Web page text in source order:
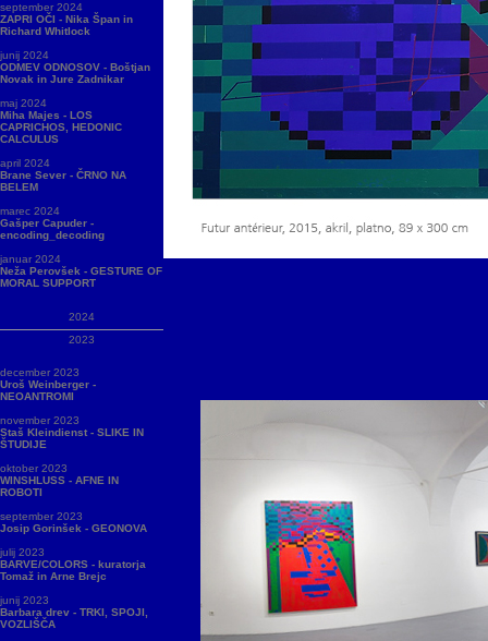
september 2024
ZAPRI OČI - Nika Špan in
Richard Whitlock
junij 2024
ODMEV ODNOSOV - Boštjan
Novak in Jure Zadnikar
maj 2024
Miha Majes - LOS
CAPRICHOS, HEDONIC
CALCULUS
april 2024
Brane Sever - ČRNO NA
BELEM
marec 2024
Gašper Capuder -
encoding_decoding
januar 2024
Neža Perovšek - GESTURE OF
MORAL SUPPORT
2024
2023
december 2023
Uroš Weinberger -
NEOANTROMI
november 2023
Staš Kleindienst - SLIKE IN
ŠTUDIJE
oktober 2023
WINSHLUSS - AFNE IN
ROBOTI
september 2023
Josip Gorinšek - GEONOVA
julij 2023
BARVE/COLORS - kuratorja
Tomaž in Arne Brejc
junij 2023
Barbara drev - TRKI, SPOJI,
VOZLIŠČA